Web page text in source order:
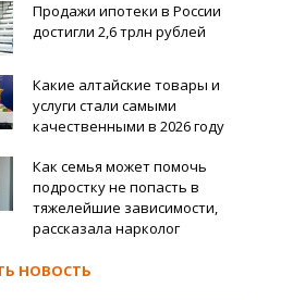
Продажи ипотеки в России
достигли 2,6 трлн рублей
Какие алтайские товары и
услуги стали самыми
качественными в 2026 году
Как семья может помочь
подростку не попасть в
тяжелейшие зависимости,
рассказала нарколог
НОВОСТЬ